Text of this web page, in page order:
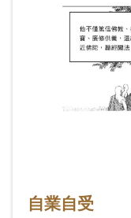
自業自受